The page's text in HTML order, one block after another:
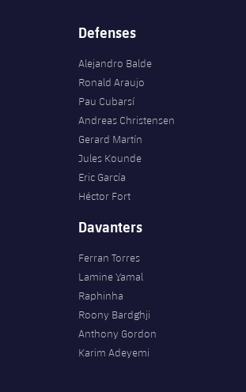
Defenses
Alejandro Balde
Ronald Araujo
Pau Cubarsí
Andreas Christensen
Gerard Martín
Jules Kounde
Eric García
Héctor Fort
Davanters
Ferran Torres
Lamine Yamal
Raphinha
Roony Bardghji
Anthony Gordon
Karim Adeyemi